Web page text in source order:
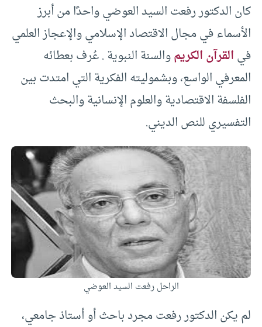
كان الدكتور رفعت السيد العوضي واحدًا من أبرز
الأسماء في مجال الاقتصاد الإسلامي والإعجاز العلمي
فيالقرآن الكريموالسنة النبوية . عُرف بعطائه
المعرفي الواسع، وبشموليته الفكرية التي امتدت بين
الفلسفة الاقتصادية والعلوم الإنسانية والبحث
التفسيري للنص الديني.
الراحل رفعت السيد العوضي
لم يكن الدكتور رفعت مجرد باحث أو أستاذ جامعي،